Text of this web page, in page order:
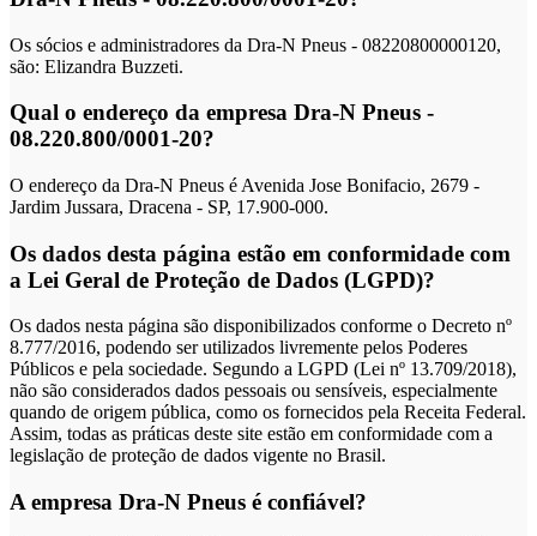
Os sócios e administradores da Dra-N Pneus - 08220800000120,
são: Elizandra Buzzeti.
Qual o endereço da empresa Dra-N Pneus -
08.220.800/0001-20?
O endereço da Dra-N Pneus é Avenida Jose Bonifacio, 2679 -
Jardim Jussara, Dracena - SP, 17.900-000.
Os dados desta página estão em conformidade com
a Lei Geral de Proteção de Dados (LGPD)?
Os dados nesta página são disponibilizados conforme o Decreto nº
8.777/2016, podendo ser utilizados livremente pelos Poderes
Públicos e pela sociedade. Segundo a LGPD (Lei nº 13.709/2018),
não são considerados dados pessoais ou sensíveis, especialmente
quando de origem pública, como os fornecidos pela Receita Federal.
Assim, todas as práticas deste site estão em conformidade com a
legislação de proteção de dados vigente no Brasil.
A empresa Dra-N Pneus é confiável?